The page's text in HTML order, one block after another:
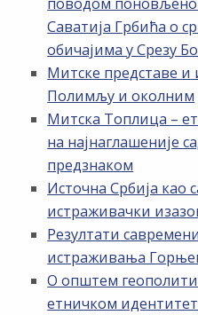
Саватија Грбића о
обичајима у Срезу
Митске представе
Полимљу и околним
Митска Топлица –
на најнаглашеније
предзнаком
Источна Србија као
истраживачки
Резултати
истраживања
О општем
етничком